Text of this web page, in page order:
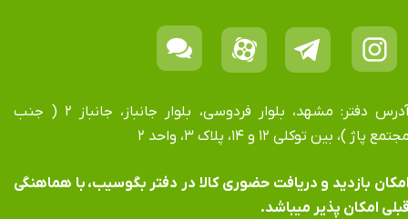
آدرس دفتر: مشهد، بلوار فردوسی، بلوار جانباز، جانباز ۲ ( جنب
پاژ )، بین توکلی ۱۲ و ۱۴، پلاک ۳، واحد ۲
بازدید و دریافت حضوری کالا در دفتر بگوسیب، با هماهنگی
امکان پذیر میباشد.